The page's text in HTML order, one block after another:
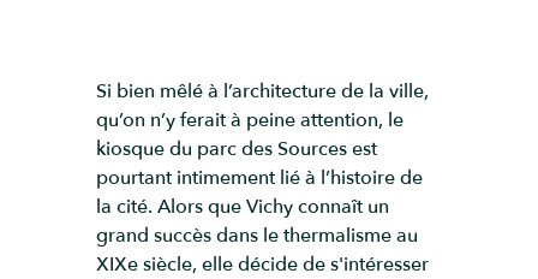
Si bien mêlé à l’architecture de la ville,
qu’on n’y ferait à peine attention, le
kiosque du parc des Sources est
pourtant intimement lié à l’histoire de
la cité. Alors que Vichy connaît un
grand succès dans le thermalisme au
XIXe siècle, elle décide de s'intéresser